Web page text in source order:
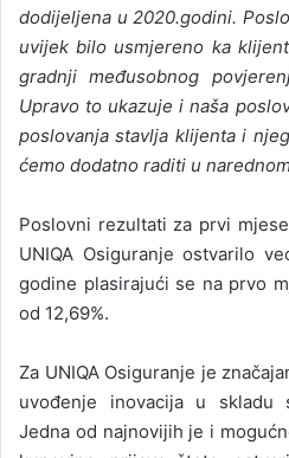
dodijeljena u 2020.godini.
uvijek bilo usmjereno ka
gradnji međusobnog
Upravo to ukazuje i naša
poslovanja stavlja klijenta i
ćemo dodatno raditi u
Poslovni rezultati za prvi
UNIQA Osiguranje ostvarilo
godine plasirajući se na prvo
od 12,69%.
Za UNIQA Osiguranje je
uvođenje inovacija u skladu
Jedna od najnovijih je i